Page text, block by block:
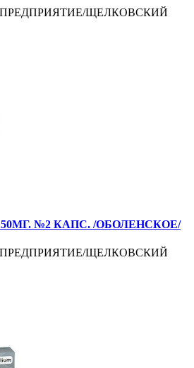
ЩЕЛКОВСКИЙ
№2 КАПС. /ОБОЛЕНСКОЕ/
ЩЕЛКОВСКИЙ